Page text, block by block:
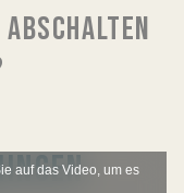
auf das Video, um es